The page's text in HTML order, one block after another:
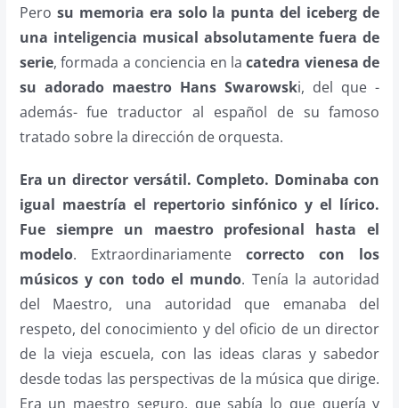
Pero su memoria era solo la punta del iceberg de
una inteligencia musical absolutamente fuera de
serie, formada a conciencia en lacatedra vienesa de
su adorado maestro Hans Swarowski, del que -
además- fue traductor al español de su famoso
tratado sobre la dirección de orquesta.
Era un director versátil. Completo. Dominaba con
igual maestría el repertorio sinfónico y el lírico.
Fue siempre un maestro profesional hasta el
modelo. Extraordinariamente correcto con los
músicos y con todo el mundo. Tenía la autoridad
del Maestro, una autoridad que emanaba del
respeto, del conocimiento y del oficio de un director
de la vieja escuela, con las ideas claras y sabedor
desde todas las perspectivas de la música que dirige.
Era un maestro seguro, que sabía lo que quería y